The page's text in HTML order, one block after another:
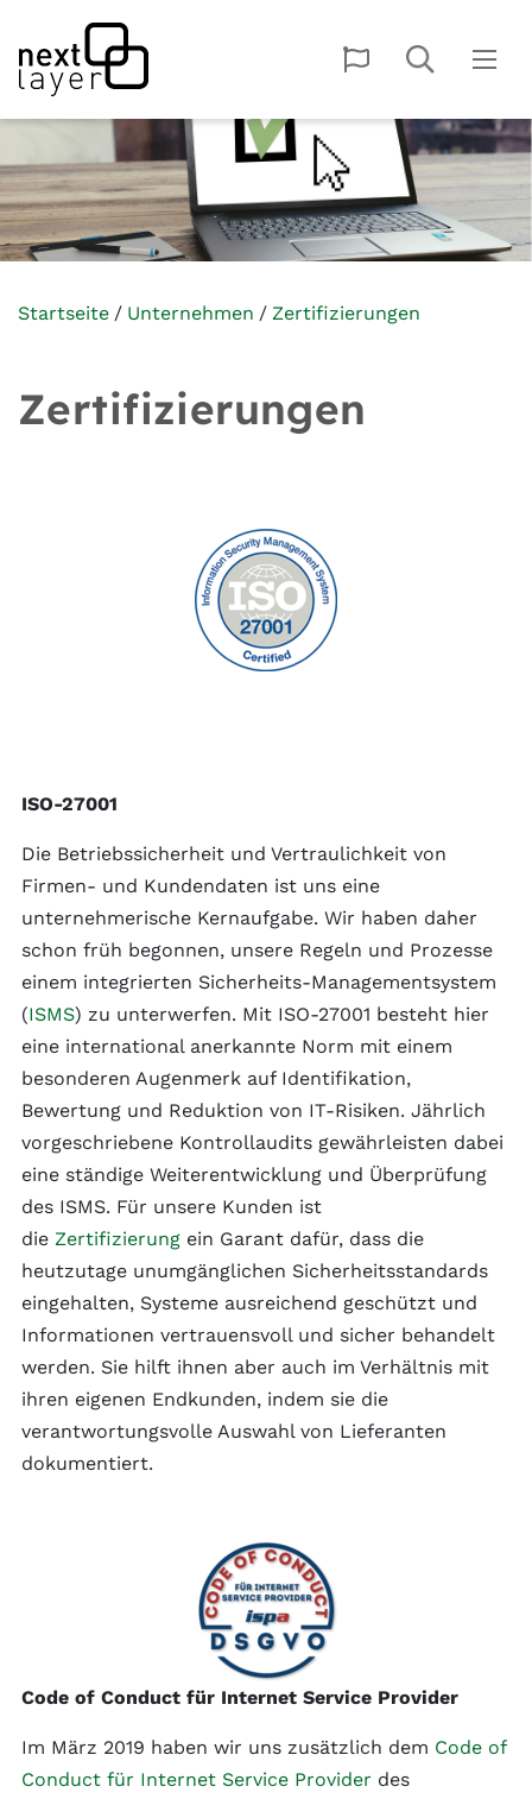
Startseite Unternehmen Zertifizierungen
Zertifizierungen
ISO-27001
Die Betriebssicherheit und Vertraulichkeit von
Firmen- und Kundendaten ist uns eine
unternehmerische Kernaufgabe. Wir haben daher
schon früh begonnen, unsere Regeln und Prozesse
einem integrierten Sicherheits-Managementsystem
(ISMS) zu unterwerfen. Mit ISO-27001 besteht hier
eine international anerkannte Norm mit einem
besonderen Augenmerk auf Identifikation,
Bewertung und Reduktion von IT-Risiken. Jährlich
vorgeschriebene Kontrollaudits gewährleisten dabei
eine ständige Weiterentwicklung und Überprüfung
des ISMS. Für unsere Kunden ist
die Zertifizierung ein Garant dafür, dass die
heutzutage unumgänglichen Sicherheitsstandards
eingehalten, Systeme ausreichend geschützt und
Informationen vertrauensvoll und sicher behandelt
werden. Sie hilft ihnen aber auch im Verhältnis mit
ihren eigenen Endkunden, indem sie die
verantwortungsvolle Auswahl von Lieferanten
dokumentiert.
Code of Conduct für Internet Service Provider
Im März 2019 haben wir uns zusätzlich dem Code of
Conduct für Internet Service Provider des